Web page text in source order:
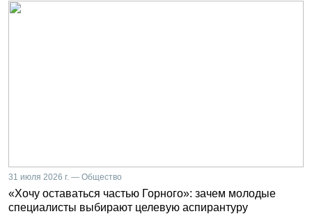
31 июля 2026 г. — Общество
«Хочу оставаться частью Горного»: зачем молодые
специалисты выбирают целевую аспирантуру